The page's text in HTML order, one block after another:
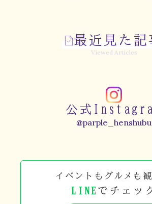
最近見た記
Viewed Articles
公式
@parple_henshubu
イベントもグルメも
LINE でチェッ